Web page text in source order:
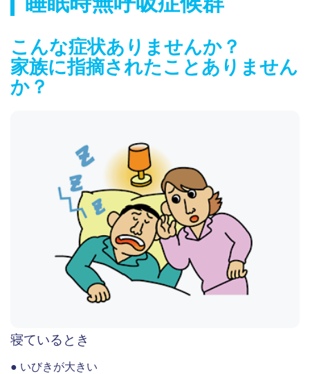
こんな症状ありませんか？
家族に指摘されたことありません
か？
寝ているとき
● いびきが大きい